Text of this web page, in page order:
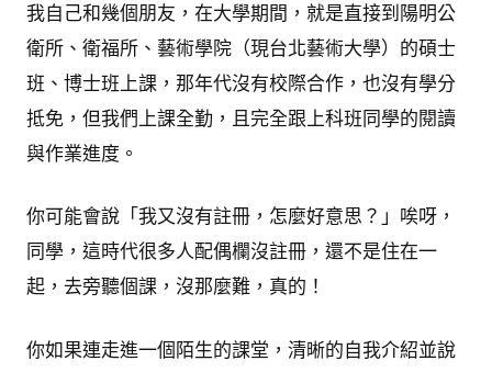
我自己和幾個朋友，在大學期間，就是直接到陽明公
衛所、衛福所、藝術學院（現台北藝術大學）的碩士
班、博士班上課，那年代沒有校際合作，也沒有學分
抵免，但我們上課全勤，且完全跟上科班同學的閱讀
與作業進度。
你可能會說「我又沒有註冊，怎麼好意思？」唉呀，
同學，這時代很多人配偶欄沒註冊，還不是住在一
起，去旁聽個課，沒那麼難，真的！
你如果連走進一個陌生的課堂，清晰的自我介紹並說